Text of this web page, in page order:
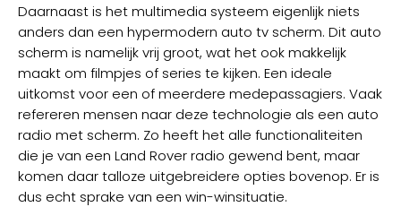
Daarnaast is het multimedia systeem eigenlijk niets
anders dan een hypermodern auto tv scherm. Dit auto
scherm is namelijk vrij groot, wat het ook makkelijk
maakt om filmpjes of series te kijken. Een ideale
uitkomst voor een of meerdere medepassagiers. Vaak
refereren mensen naar deze technologie als een auto
radio met scherm. Zo heeft het alle functionaliteiten
die je van een Land Rover radio gewend bent, maar
komen daar talloze uitgebreidere opties bovenop. Er is
dus echt sprake van een win-winsituatie.